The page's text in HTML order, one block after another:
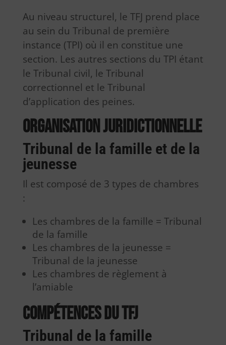
Au niveau structurel, le TFJ prend place
au sein du Tribunal de première
instance (TPI) où il en constitue une
section. Les autres sections du TPI étant
le Tribunal civil, le Tribunal
correctionnel et le Tribunal
d’application des peines.
Organisation juridictionnelle
Tribunal de la famille et de la
jeunesse
Il est composé de 3 types de chambres
:
Les chambres de la famille = Tribunal
de la famille
Les chambres de la jeunesse =
Tribunal de la jeunesse
Les chambres de règlement à
l’amiable
Compétences du TFJ
Tribunal de la famille